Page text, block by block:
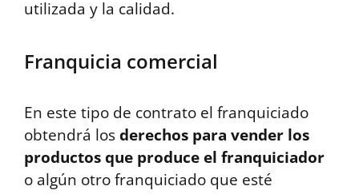
utilizada y la calidad.
Franquicia comercial
En este tipo de contrato el franquiciado
obtendrá losderechos para vender los
productos que produce el franquiciador
o algún otro franquiciado que esté